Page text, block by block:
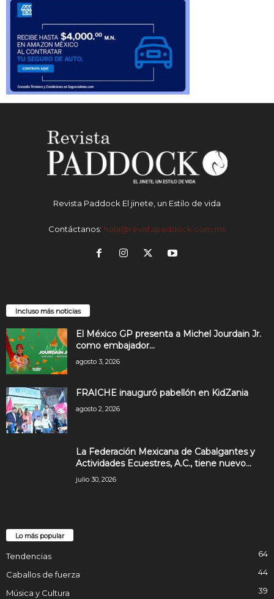
Revista Paddock El jinete, un Estilo de vida
Contáctanos: hola@revistapaddock.com.mx
Incluso más noticias
El México GP presenta a Michel Jourdain Jr.
como embajador...
agosto 3, 2026
FRAICHE inauguró pabellón en KidZania
agosto 2, 2026
La Federación Mexicana de Cabalgantes y
Actividades Ecuestres, A.C., tiene nuevo...
julio 30, 2026
Lo más popular
Tendencias 64
Caballos de fuerza 44
Música y Cultura 39